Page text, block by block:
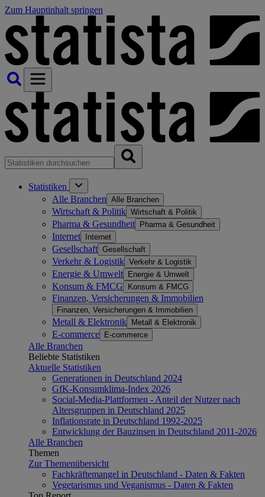
Zum Hauptinhalt springen
Statistiken
Alle Branchen Alle Branchen
Wirtschaft & Politik Wirtschaft & Politik
Pharma & Gesundheit Pharma & Gesundheit
Internet Internet
Gesellschaft Gesellschaft
Verkehr & Logistik Verkehr & Logistik
Energie & Umwelt Energie & Umwelt
Konsum & FMCG Konsum & FMCG
Finanzen, Versicherungen & Immobilien
Finanzen, Versicherungen & Immobilien
Metall & Elektronik Metall & Elektronik
E-commerce E-commerce
Alle Branchen
Beliebte Statistiken
Aktuelle Statistiken
Generationen in Deutschland 2024
GfK-Konsumklima-Index 2026
Social-Media-Plattformen - Anteil der Nutzer nach
Altersgruppen in Deutschland 2025
Inflationsrate in Deutschland 1992-2025
Entwicklung der Bauzinsen in Deutschland 2011-2026
Alle Branchen
Themen
Zur Themenübersicht
Fachkräftemangel in Deutschland - Daten & Fakten
Vegetarismus und Veganismus - Daten & Fakten